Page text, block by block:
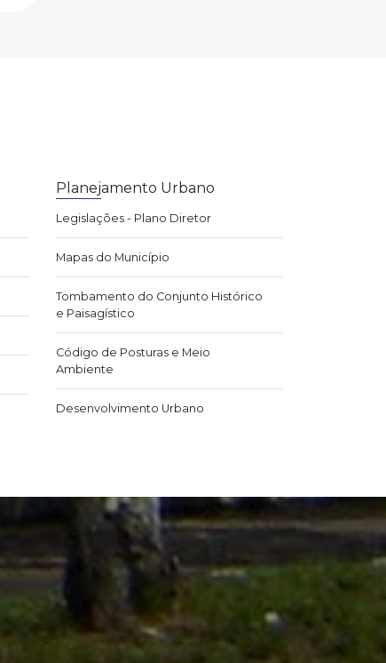
Planejamento Urbano
Legislações - Plano Diretor
Mapas do Município
Tombamento do Conjunto Histórico
e Paisagístico
Código de Posturas e Meio
Ambiente
Desenvolvimento Urbano